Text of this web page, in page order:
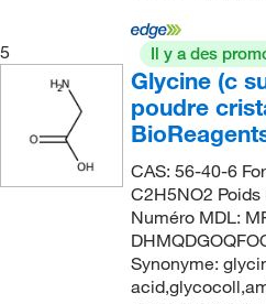
5 Il y a des
Glycine (c
poudre
CAS: 56-40-6
C2H5NO2
Numéro MDL:
Synonyme: